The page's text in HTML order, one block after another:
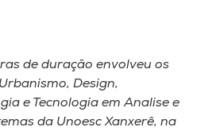
de duração envolveu os
Design,
e Tecnologia em Analise e
da Unoesc Xanxerê, na